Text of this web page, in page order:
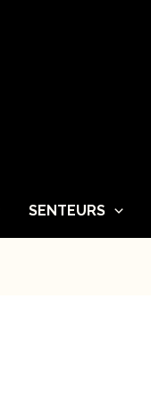
SENTEURS